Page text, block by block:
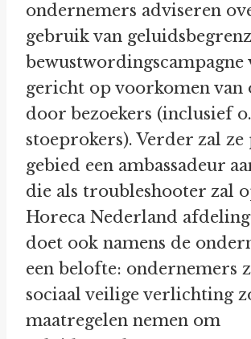
ondernemers adviseren
gebruik van
bewustwordingscampagne
gericht op voorkomen van
door bezoekers (inclusief
stoeprokers). Verder zal ze
gebied een ambassadeur
die als troubleshooter zal
Horeca Nederland
doet ook namens de
een belofte: ondernemers
sociaal veilige verlichting
maatregelen nemen om